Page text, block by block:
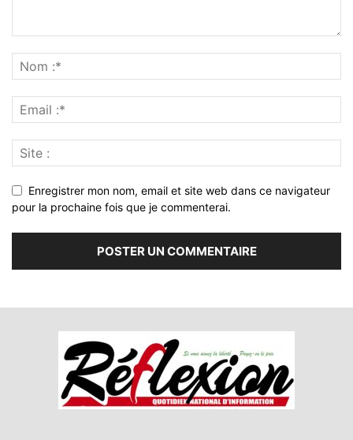
Enregistrer mon nom, email et site web dans ce navigateur
pour la prochaine fois que je commenterai.